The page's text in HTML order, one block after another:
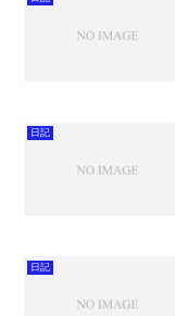
日記
日記